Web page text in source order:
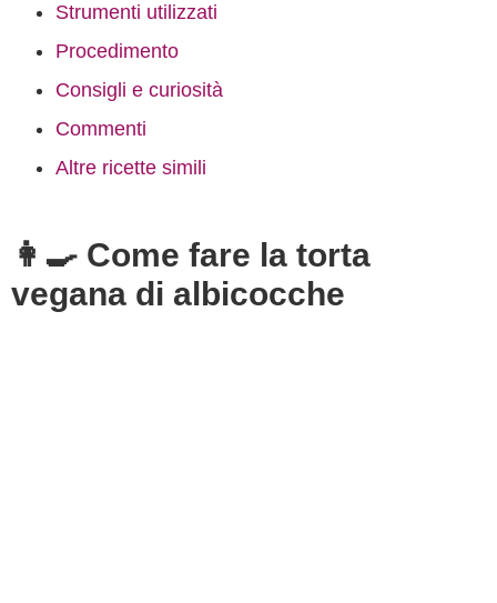
Strumenti utilizzati
Procedimento
Consigli e curiosità
Commenti
Altre ricette simili
👩‍🍳 Come fare la torta
vegana di albicocche